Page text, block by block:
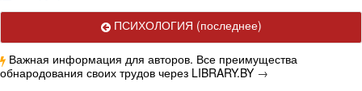
ПСИХОЛОГИЯ (последнее)
Важная информация для авторов. Все преимущества
обнародования своих трудов через LIBRARY.BY →
Актуальные публикации по вопросам современной психологии.